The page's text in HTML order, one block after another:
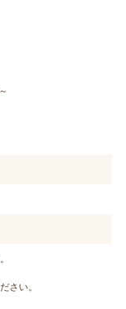
さい。